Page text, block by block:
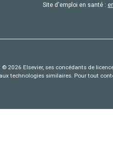
Site d'emploi en santé :
2026 Elsevier, ses concédants de
technologies similaires. Pour tout